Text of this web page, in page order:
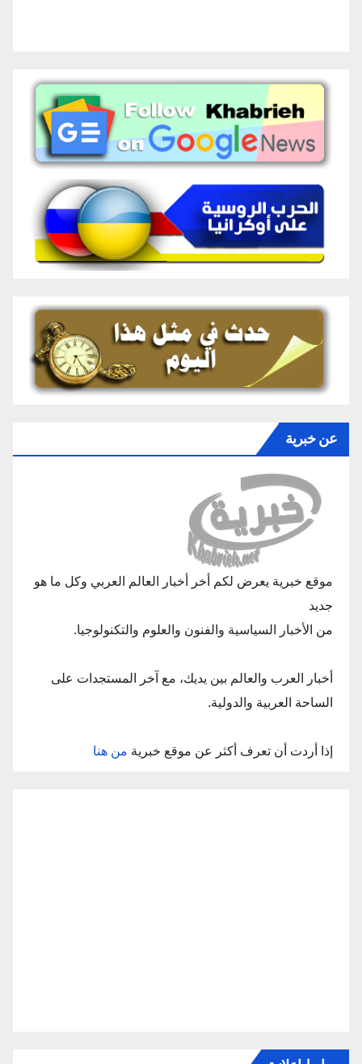
عن خبرية
موقع خبرية يعرض لكم أخر أخبار العالم العربي وكل ما هو
جديد
من الأخبار السياسية والفنون والعلوم والتكنولوجيا.
أخبار العرب والعالم بين يديك، مع آخر المستجدات على
الساحة العربية والدولية.
إذا أردت أن تعرف أكثر عن موقع خبرية من هنا